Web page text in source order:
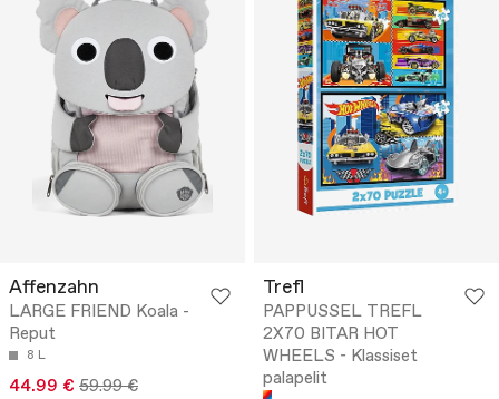
Affenzahn
LARGE FRIEND Koala -
Reput
8 L
44.99 € 59.99 €
Trefl
PAPPUSSEL TREFL
2X70 BITAR HOT
WHEELS - Klassiset
palapelit